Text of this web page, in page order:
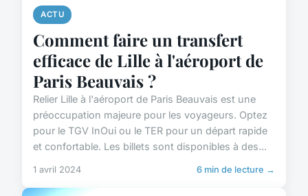
ACTU
Comment faire un transfert
efficace de Lille à l'aéroport de
Paris Beauvais ?
Relier Lille à l'aéroport de Paris Beauvais est une
préoccupation majeure pour les voyageurs. Optez
pour le TGV InOui ou le TER pour un départ rapide
et confortable. Les billets sont disponibles à des...
1 avril 2024 6 min de lecture →